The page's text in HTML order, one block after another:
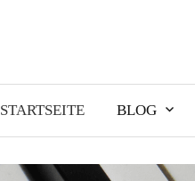
STARTSEITE BLOG